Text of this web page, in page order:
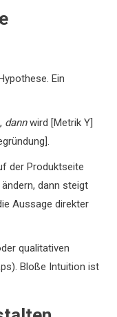
Ein
dannwird [Metrik Y]
der Produktseite
dann steigt
Aussage direkter
qualitativen
Bloße Intuition ist